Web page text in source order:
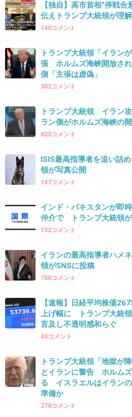
>>36
そもそも最初に最高責任者
1件の返信
43. 匿名 2026/07/08(水) 20:47:13
がる子達は昔はプーチン
44. 匿名2026/07/08(水) 20:47:56
ローマ教皇は同じアメリカ人とし
ているようだが、トランプはもう
1件の返信
45. 匿名2026/07/08(水) 20:48:02
掠って血も出てたのにね
【独自】高市首相“停戦
伝えトランプ大統領が理
140コメント
トランプ大統領「イラン
張 ホルムズ海峡開放さ
側「主張は虚偽」
302コメント
トランプ大統領 イラン
ラン側がホルムズ海峡の
825コメント
ISIS最高指導者を追い詰
領が写真公開
147コメント
インド・パキスタンが即
仲介で トランプ大統領
152コメント
イランの最高指導者ハメ
領がSNSに投稿
750コメント
【速報】日経平均株価
上げ幅に トランプ大統
言及し不透明感和らぐ
40コメント
トランプ大統領「地獄が
とイランに警告 ホルム
る イスラエルはイラン
準備か
278コメント